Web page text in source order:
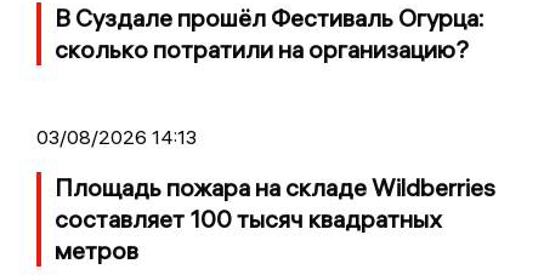
В Суздале прошёл Фестиваль Огурца:
сколько потратили на организацию?
03/08/2026 14:13
Площадь пожара на складе Wildberries
составляет 100 тысяч квадратных
метров